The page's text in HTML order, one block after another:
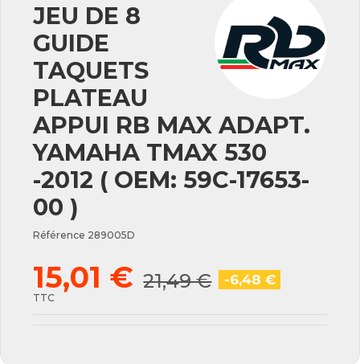
JEU DE 8
GUIDE
TAQUETS
PLATEAU
APPUI RB MAX ADAPT.
YAMAHA TMAX 530
-2012 ( OEM: 59C-17653-
00 )
Référence 289005D
15,01 € 21,49 € -6,48 €
TTC